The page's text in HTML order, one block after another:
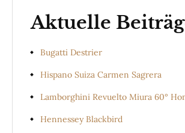
Aktuelle
Bugatti Destrier
Hispano Suiza Carmen Sagrera
Lamborghini Revuelto Miura 60°
Hennessey Blackbird